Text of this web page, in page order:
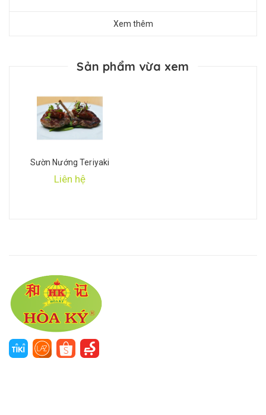
Xem thêm
Sản phẩm vừa xem
Sườn Nướng Teriyaki
Liên hệ